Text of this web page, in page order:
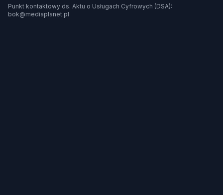
Punkt kontaktowy ds. Aktu o Usługach Cyfrowych (DSA):
bok@mediaplanet.pl